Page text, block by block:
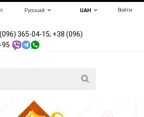
Войти
UAH
Русский
365-04-15; +38 (096)
95